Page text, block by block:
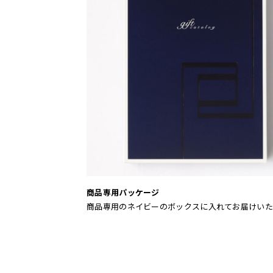
商品専用パッケージ
商品専用のネイビーのボックスに入れてお届けい